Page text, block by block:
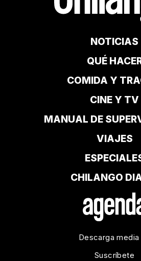
NOTICIAS
QUÉ
COMIDA Y
CINE Y TV
MANUAL DE
VIAJES
CHILANGO
Descarga
Suscríbete